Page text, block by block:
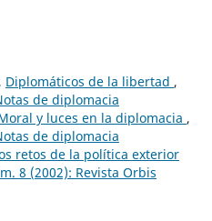
Diplomáticos de la libertad ,
de diplomacia
y luces en la diplomacia ,
de diplomacia
retos de la política exterior
8 (2002): Revista Orbis